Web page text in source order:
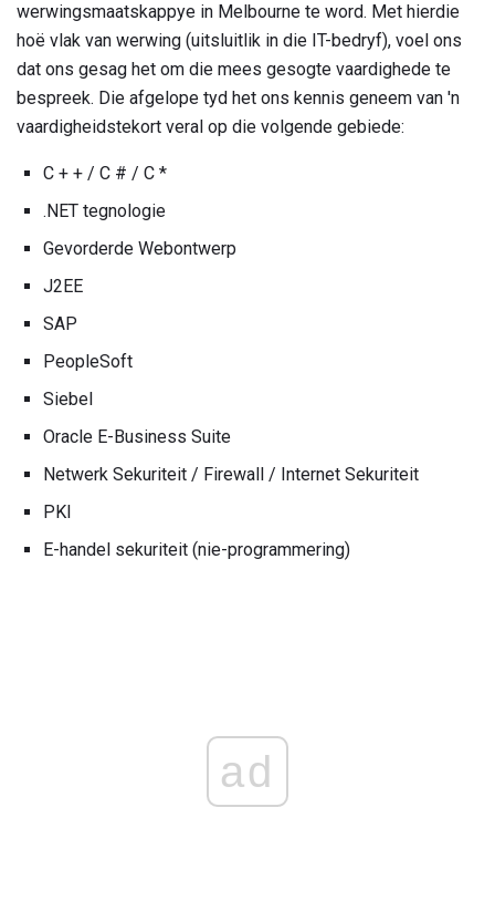
werwingsmaatskappye in Melbourne te word. Met hierdie
hoë vlak van werwing (uitsluitlik in die IT-bedryf), voel ons
dat ons gesag het om die mees gesogte vaardighede te
bespreek. Die afgelope tyd het ons kennis geneem van 'n
vaardigheidstekort veral op die volgende gebiede:
C + + / C # / C *
.NET tegnologie
Gevorderde Webontwerp
J2EE
SAP
PeopleSoft
Siebel
Oracle E-Business Suite
Netwerk Sekuriteit / Firewall / Internet Sekuriteit
PKI
E-handel sekuriteit (nie-programmering)
ad